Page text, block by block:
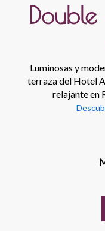
Luminosas y
terraza del Hotel
relajante en